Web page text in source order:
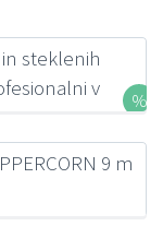
steklenih
v
9 m